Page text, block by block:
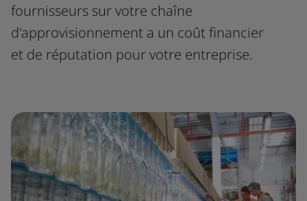
fournisseurs sur votre chaîne
d'approvisionnement a un coût financier
et de réputation pour votre entreprise.